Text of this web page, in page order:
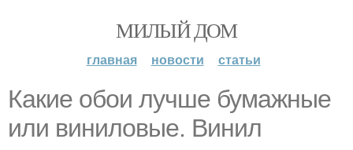
МИЛЫЙ ДОМ
главная новости статьи
Какие обои лучше бумажные
или виниловые. Винил